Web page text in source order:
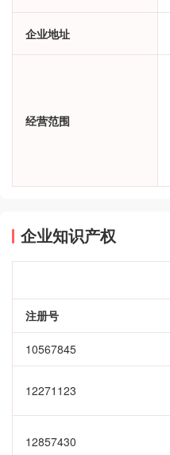
企业地址
经营范围
企业知识产权
注册号
10567845
12271123
12857430